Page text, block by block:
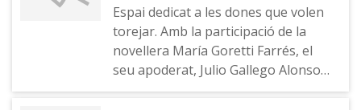
Espai dedicat a les dones que volen
torejar. Amb la participació de la
novellera María Goretti Farrés, el
seu apoderat, Julio Gallego Alonso
(crític taurí de RNE) i el locutor José